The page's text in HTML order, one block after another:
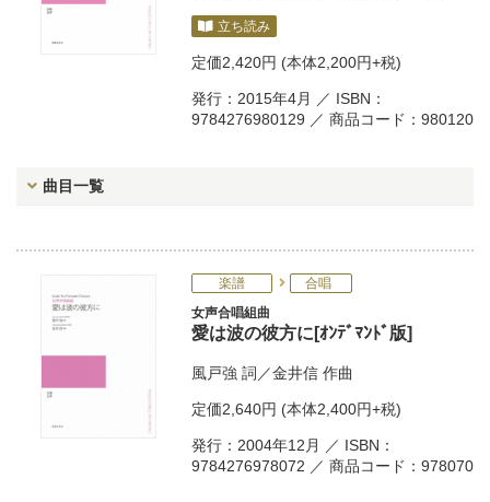
立ち読み
定価2,420円 (本体2,200円+税)
発行：2015年4月 ／ ISBN：
9784276980129 ／ 商品コード：980120
曲目一覧
楽譜
合唱
女声合唱組曲
愛は波の彼方に[ｵﾝﾃﾞﾏﾝﾄﾞ版]
風戸強 詞／金井信 作曲
定価2,640円 (本体2,400円+税)
発行：2004年12月 ／ ISBN：
9784276978072 ／ 商品コード：978070